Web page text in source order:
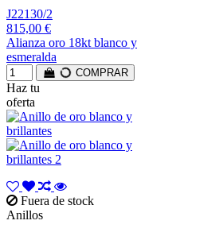
J22130/2
815,00 €
Alianza oro 18kt blanco y
esmeralda
COMPRAR
Haz tu
oferta
Fuera de stock
Anillos